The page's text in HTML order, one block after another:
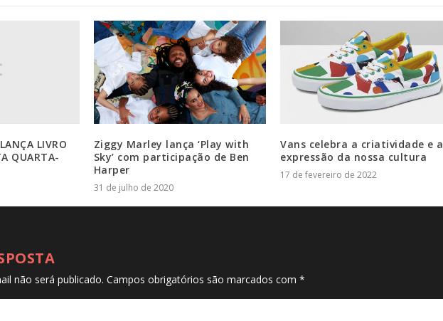
LIVRO
QUARTA-
Ziggy Marley lança ‘Play with
Sky’ com participação de Ben
Harper
31 de julho de 2020
Vans celebra a criatividade e a
expressão da nossa cultura
17 de fevereiro de 2022
não será publicado. Campos obrigatórios são marcados com *